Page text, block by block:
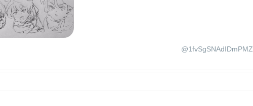
@1fvSgSNAdIDmPMZ